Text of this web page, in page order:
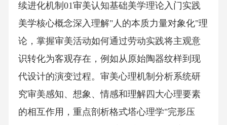
续进化机制01审美认知基础美学理论入门实践
美学核心概念深入理解"人的本质力量对象化"理
论，掌握审美活动如何通过劳动实践将主观意
识转化为客观存在，例如从原始陶器纹样到现
代设计的演变过程。审美心理机制分析系统研
究审美感知、想象、情感和理解四大心理要素
的相互作用，重点剖析格式塔心理学"完形压